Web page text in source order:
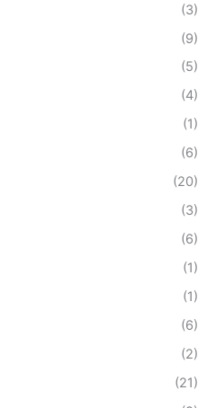
(3)
(9)
(5)
(4)
(1)
(6)
(20)
(3)
(6)
(1)
(1)
(6)
(2)
(21)